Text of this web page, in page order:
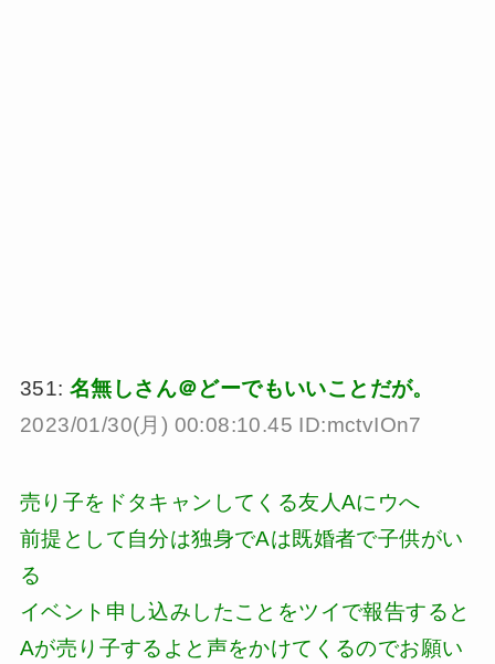
351: 名無しさん＠どーでもいいことだが。
2023/01/30(月) 00:08:10.45 ID:mctvIOn7
売り子をドタキャンしてくる友人Aにウへ
前提として自分は独身でAは既婚者で子供がい
る
イベント申し込みしたことをツイで報告すると
Aが売り子するよと声をかけてくるのでお願い